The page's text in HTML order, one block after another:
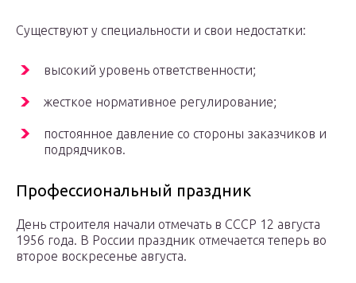
Существуют у специальности и свои недостатки:
высокий уровень ответственности;
жесткое нормативное регулирование;
постоянное давление со стороны заказчиков и
подрядчиков.
Профессиональный праздник
День строителя начали отмечать в СССР 12 августа
1956 года. В России праздник отмечается теперь во
второе воскресенье августа.